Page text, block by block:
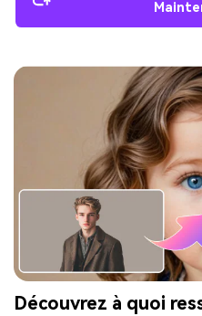
Découvrez à quoi